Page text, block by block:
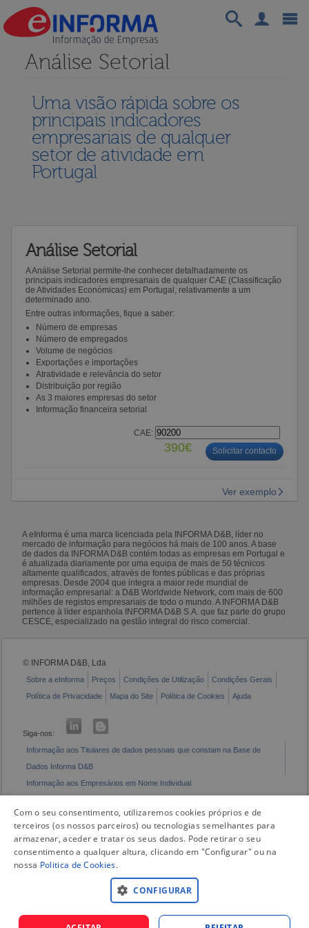
Análise Setorial
Uma visão rápida sobre os
principais indicadores
empresariais de qualquer
setor de atividade em
Portugal
Análise Setorial
A Análise Setorial permite-lhe conhecer detalhadamente os
principais indicadores empresariais de qualquer CAE (Classificação
de Atividades Económicas) em Portugal, relativamente a um
determinado ano.
Entre outras informações, fique a saber:
Número de empresas
Número de empregados
Volume de negócios
Exportações e importações
Atratividade e relevância do setor
Distribuição por região
As 3 maiores empresas do setor
Informação financeira setorial
CAE:
390€ Solicitar contacto
Ver exemplo
A eInforma é uma marca licenciada pela INFORMA D&B, líder no
mercado de informação para negócios há mais de 100 anos. A base
de dados da INFORMA D&B contém todas as empresas em Portugal e
é atualizada diariamente por uma equipa de mais de 50 técnicos
altamente qualificados, através de fontes públicas e das próprias
empresas. Desde 2004 que integra a maior rede mundial de
informação empresarial: a D&B Worldwide Network, com mais de 600
milhões de registos empresariais de todo o mundo. A INFORMA D&B
pertence à líder espanhola INFORMA D&B S.A. que faz parte do grupo
CESCE, especializado na gestão integral do risco comercial.
© INFORMA D&B, Lda
Sobre a eInforma Preços Condições de Utilização
Condições Gerais
Política de Privacidade
Mapa do Site Política de Cookies Ajuda
Siga-nos:
Informação aos Titulares de dados pessoais que constam na Base de
Dados Informa D&B
Informação aos Empresários em Nome Individual
Com o seu consentimento, utilizaremos cookies próprios e de
terceiros (os nossos parceiros) ou tecnologias semelhantes para
armazenar, aceder e tratar os seus dados. Pode retirar o seu
consentimento a qualquer altura, clicando em "Configurar" ou na
nossa Politica de Cookies.
CONFIGURAR